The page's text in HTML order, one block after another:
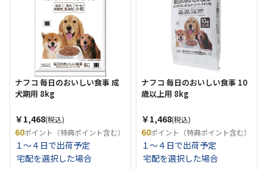
ナフコ 毎日のおいしい食事 成
犬期用 8kg
￥1,468(税込)
60ポイント（特典ポイント含む）
１～４日で出荷予定
宅配を選択した場合
ナフコ 毎日のおいしい食事 10
歳以上用 8kg
￥1,468(税込)
60ポイント（特典ポイント含む）
１～４日で出荷予定
宅配を選択した場合